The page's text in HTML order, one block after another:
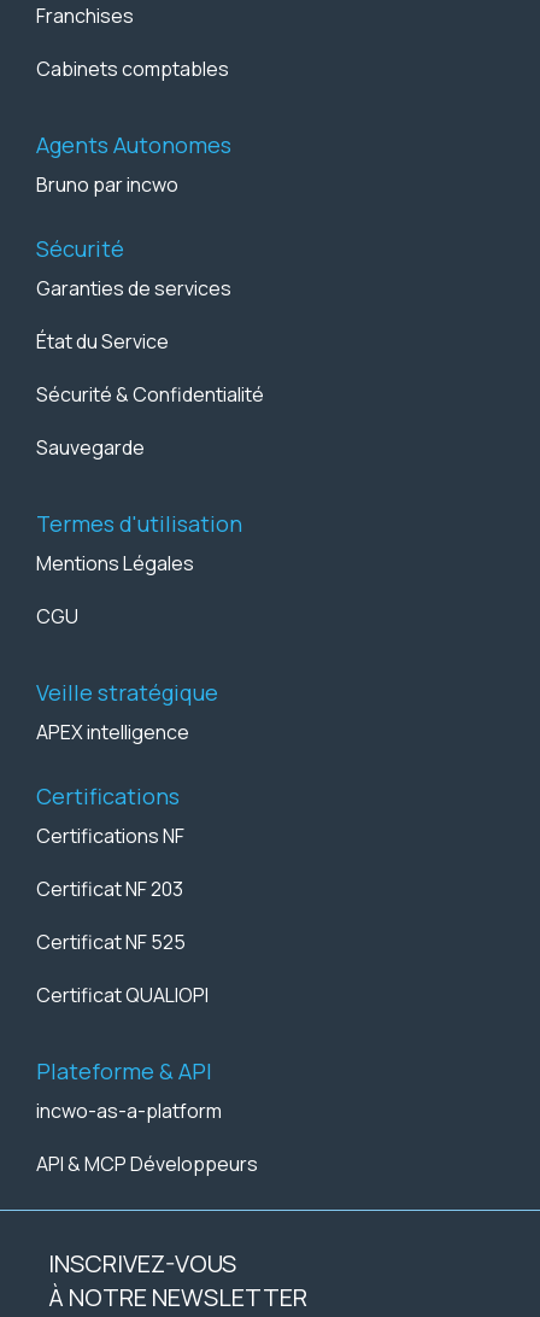
Franchises
Cabinets comptables
Agents Autonomes
Bruno par incwo
Sécurité
Garanties de services
État du Service
Sécurité & Confidentialité
Sauvegarde
Termes d'utilisation
Mentions Légales
CGU
Veille stratégique
APEX intelligence
Certifications
Certifications NF
Certificat NF 203
Certificat NF 525
Certificat QUALIOPI
Plateforme & API
incwo-as-a-platform
API & MCP Développeurs
INSCRIVEZ-VOUS
À NOTRE NEWSLETTER